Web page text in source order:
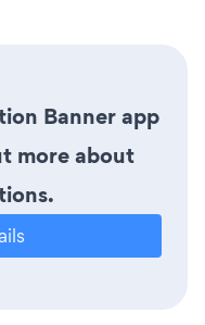
Banner app
more about